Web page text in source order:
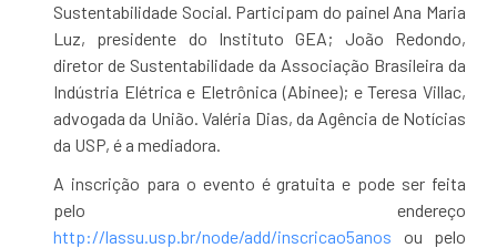
Sustentabilidade Social. Participam do painel Ana Maria
Luz, presidente do Instituto GEA; João Redondo,
diretor de Sustentabilidade da Associação Brasileira da
Indústria Elétrica e Eletrônica (Abinee); e Teresa Villac,
advogada da União. Valéria Dias, da Agência de Notícias
da USP, é a mediadora.
A inscrição para o evento é gratuita e pode ser feita
pelo endereço
http://lassu.usp.br/node/add/inscricao5anos ou pelo